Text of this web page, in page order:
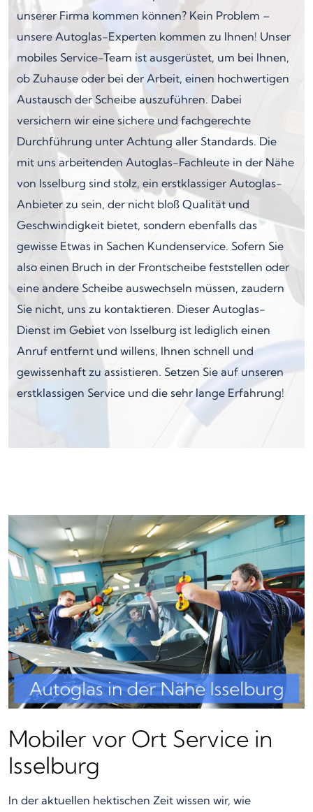
unserer Firma kommen können? Kein Problem –
unsere Autoglas-Experten kommen zu Ihnen! Unser
mobiles Service-Team ist ausgerüstet, um bei Ihnen,
ob Zuhause oder bei der Arbeit, einen hochwertigen
Austausch der Scheibe auszuführen. Dabei
versichern wir eine sichere und fachgerechte
Durchführung unter Achtung aller Standards. Die
mit uns arbeitenden Autoglas-Fachleute in der Nähe
von Isselburg sind stolz, ein erstklassiger Autoglas-
Anbieter zu sein, der nicht bloß Qualität und
Geschwindigkeit bietet, sondern ebenfalls das
gewisse Etwas in Sachen Kundenservice. Sofern Sie
also einen Bruch in der Frontscheibe feststellen oder
eine andere Scheibe auswechseln müssen, zaudern
Sie nicht, uns zu kontaktieren. Dieser Autoglas-
Dienst im Gebiet von Isselburg ist lediglich einen
Anruf entfernt und willens, Ihnen schnell und
gewissenhaft zu assistieren. Setzen Sie auf unseren
erstklassigen Service und die sehr lange Erfahrung!
Mobiler vor Ort Service in
Isselburg
In der aktuellen hektischen Zeit wissen wir, wie